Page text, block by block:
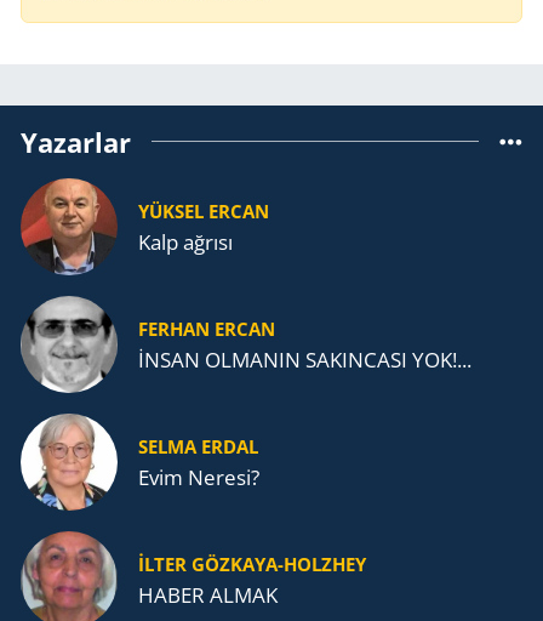
Yazarlar
YÜKSEL ERCAN
Kalp ağrısı
FERHAN ERCAN
İNSAN OLMANIN SAKINCASI YOK!...
SELMA ERDAL
Evim Neresi?
İLTER GÖZKAYA-HOLZHEY
HABER ALMAK